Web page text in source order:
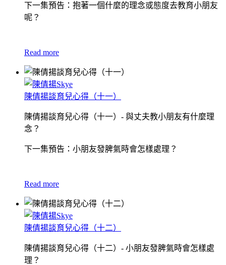
下一集預告：抱著一個什麼的理念或態度去教育小朋友
呢？
Read more
陳倩揚談育兒心得（十一）
陳倩揚談育兒心得（十一）- 與丈夫教小朋友有什麼理
念？
下一集預告：小朋友發脾氣時會怎樣處理？
Read more
陳倩揚談育兒心得（十二）
陳倩揚談育兒心得（十二）- 小朋友發脾氣時會怎樣處
理？